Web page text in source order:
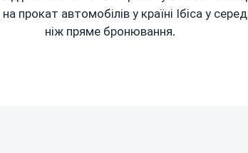
прокат автомобілів у країні Ібіса у
ніж пряме бронювання.